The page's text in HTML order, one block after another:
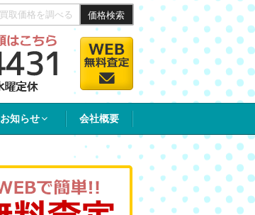
価格検索
お知らせ 会社概要